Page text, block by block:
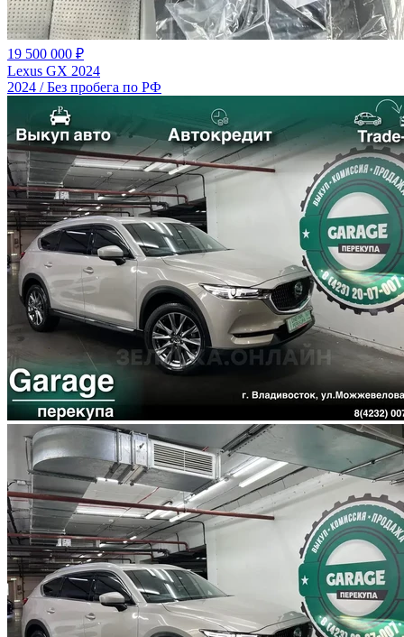
19 500 000 ₽
Lexus GX 2024
2024 / Без пробега по РФ